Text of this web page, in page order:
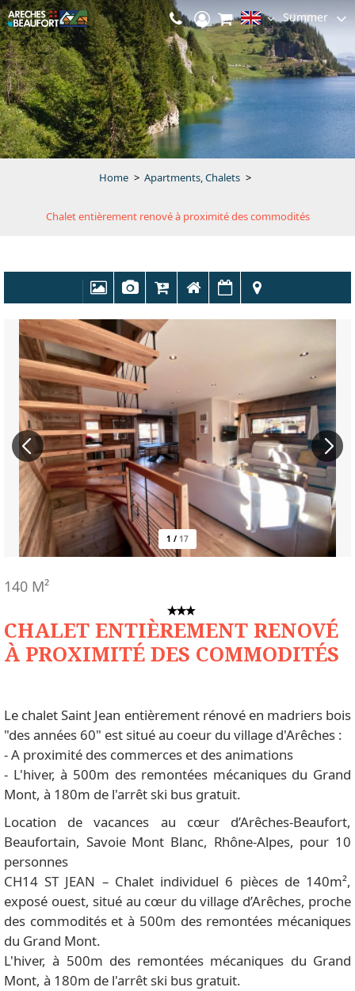
Summer
Home > Apartments, Chalets >
Chalet entièrement renové à proximité des commodités
1 / 17
CHALET ENTIÈREMENT RENOVÉ
À PROXIMITÉ DES COMMODITÉS
140 M²
Le chalet Saint Jean entièrement rénové en madriers bois
"des années 60" est situé au coeur du village d'Arêches :
- A proximité des commerces et des animations
- L'hiver, à 500m des remontées mécaniques du Grand
Mont, à 180m de l'arrêt ski bus gratuit.
Location de vacances au cœur d’Arêches-Beaufort,
Beaufortain, Savoie Mont Blanc, Rhône-Alpes, pour 10
personnes
CH14 ST JEAN – Chalet individuel 6 pièces de 140m²,
exposé ouest, situé au cœur du village d’Arêches, proche
des commodités et à 500m des remontées mécaniques
du Grand Mont.
L'hiver, à 500m des remontées mécaniques du Grand
Mont, à 180m de l'arrêt ski bus gratuit.